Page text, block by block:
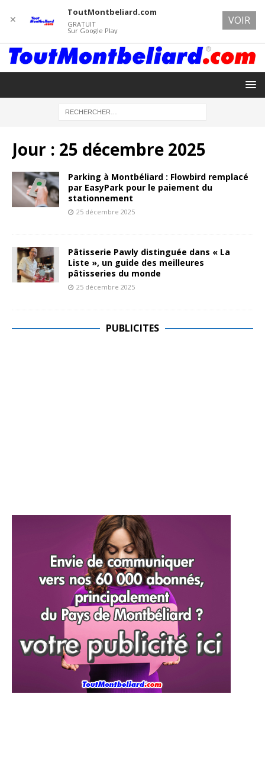
Jour : 25 décembre 2025
Parking à Montbéliard : Flowbird remplacé
par EasyPark pour le paiement du
stationnement
25 décembre 2025
Pâtisserie Pawly distinguée dans « La
Liste », un guide des meilleures
pâtisseries du monde
25 décembre 2025
PUBLICITES
✕
ToutMontbeliard.com
GRATUIT
Sur Google Play
VOIR